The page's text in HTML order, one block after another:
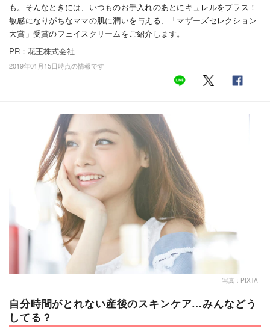
子育て・家族
病院
美容・ファッション
トレンド・イベント
も。そんなときには、いつものお手入れのあとにキュレルをプラス！
敏感になりがちなママの肌に潤いを与える、「マザーズセレクション
大賞」受賞のフェイスクリームをご紹介します。
PR：花王株式会社
2019年01月15日時点の情報です
写真：PIXTA
自分時間がとれない産後のスキンケア…みんなどう
してる？